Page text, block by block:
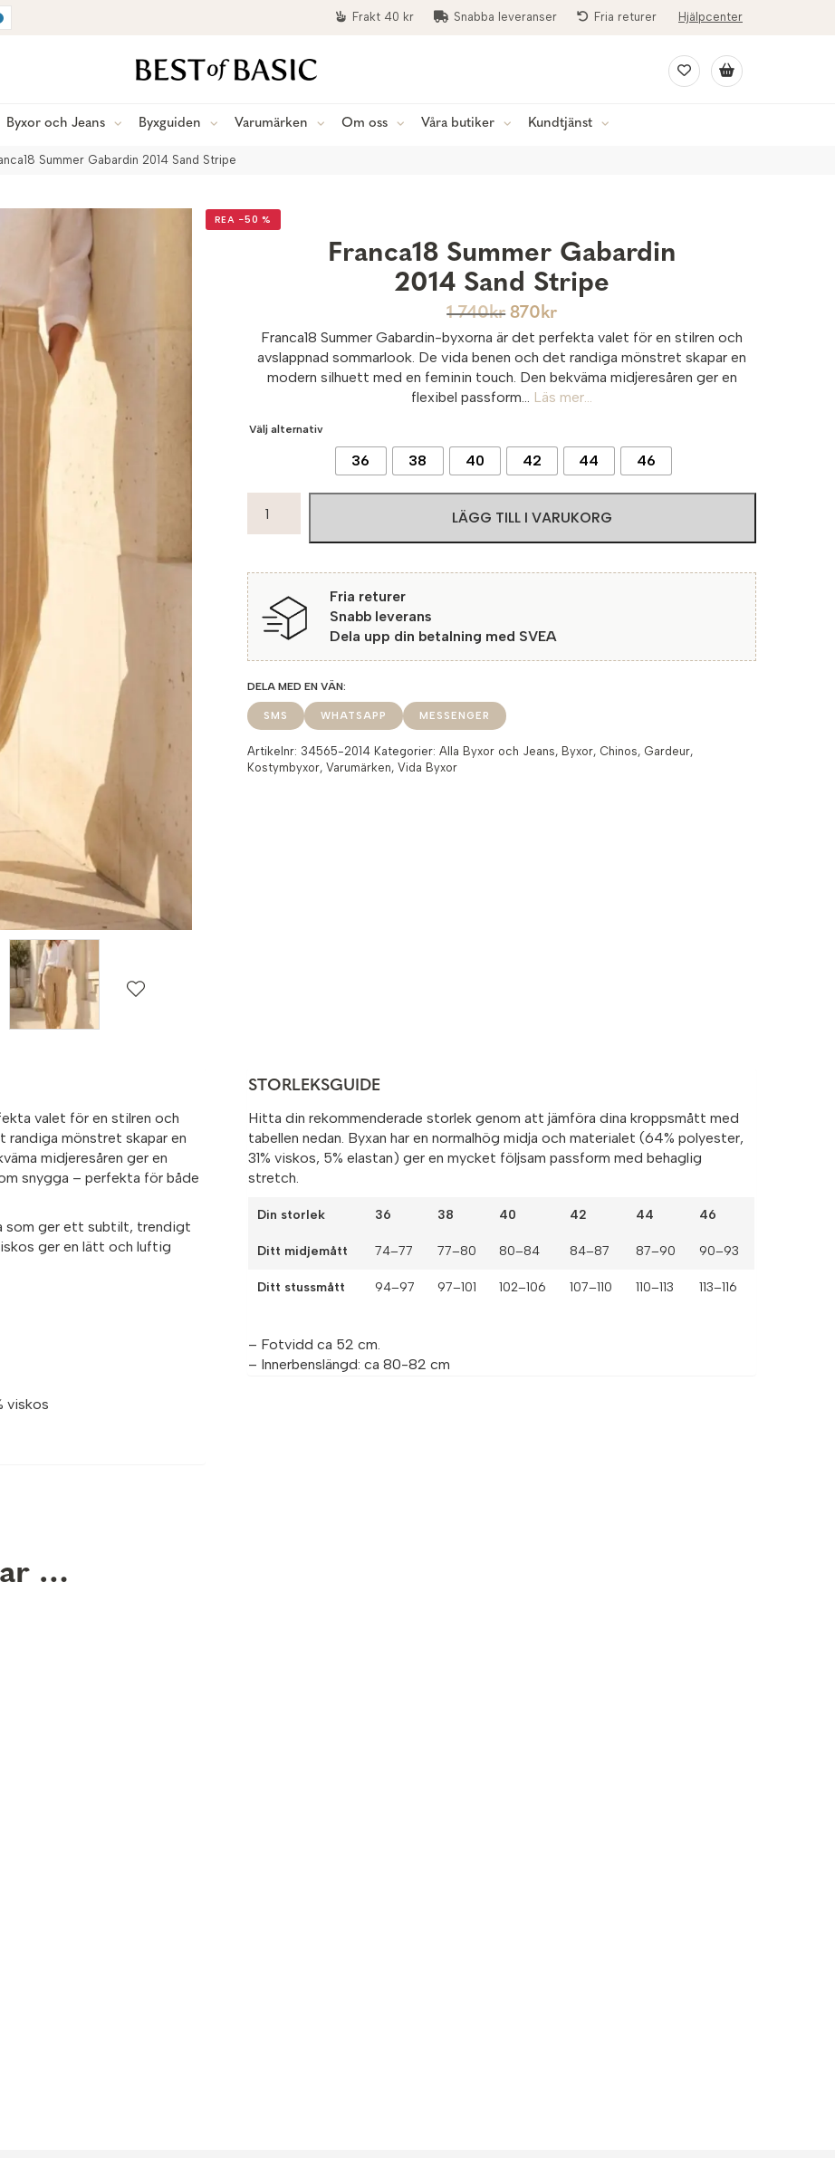
Frakt 40 kr Snabba leveranser Fria returer Hjälpcenter
Byxor och Jeans Byxguiden Varumärken Om oss Våra butiker Kundtjänst
Summer Gabardin 2014 Sand Stripe
REA −50 %
Franca18 Summer Gabardin
2014 Sand Stripe
1 740kr 870kr
Franca18 Summer Gabardin-byxorna är det perfekta valet för en stilren och
avslappnad sommarlook. De vida benen och det randiga mönstret skapar en
modern silhuett med en feminin touch. Den bekväma midjeresåren ger en
flexibel passform... Läs mer...
Välj alternativ
36 38 40 42 44 46
Summer
Gabardin
Sand
Stripe
mängd
LÄGG TILL I VARUKORG
Fria returer
Snabb leverans
Dela upp din betalning med SVEA
SMS WHATSAPP MESSENGER
Artikelnr: 34565-2014 Kategorier:Alla Byxor och Jeans, Byxor, Chinos, Gardeur,
Kostymbyxor,Varumärken,Vida Byxor
valet för en stilren och
randiga mönstret skapar en
midjeresåren ger en
snygga – perfekta för både
som ger ett subtilt, trendigt
ger en lätt och luftig
viskos
STORLEKSGUIDE
Hitta din rekommenderade storlek genom att jämföra dina kroppsmått med
tabellen nedan. Byxan har en normalhög midja och materialet (64% polyester,
31% viskos, 5% elastan) ger en mycket följsam passform med behaglig
stretch.
Din storlek 36 38 40 42 44 46
Ditt midjemått 74–77 77–80 80–84 84–87 87–90 90–93
Ditt stussmått 94–97 97–101 102–106 107–110 110–113 113–116
– Fotvidd ca 52 cm.
– Innerbenslängd: ca 80-82 cm
…